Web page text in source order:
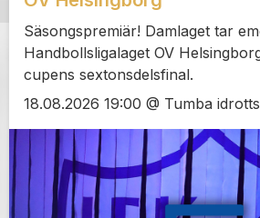
Säsongspremiär! Damlaget tar
Handbollsligalaget OV
cupens sextonsdelsfinal.
18.08.2026 19:00 @ Tumba